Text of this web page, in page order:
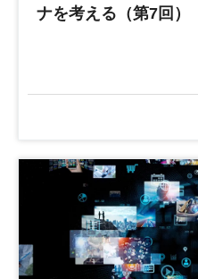
ナを考える（第7回）